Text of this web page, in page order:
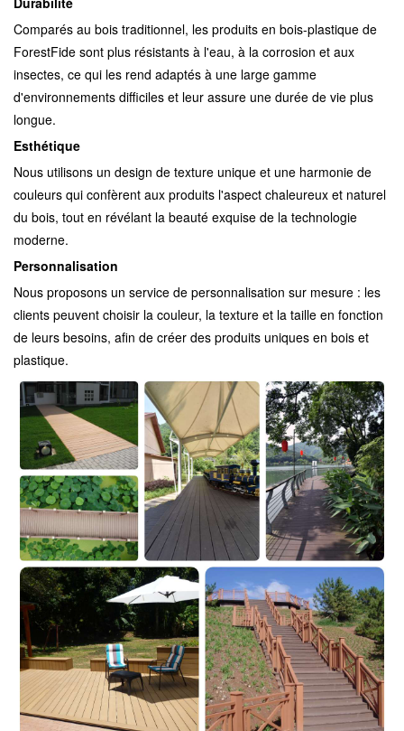
Comparés au bois traditionnel, les produits en bois-plastique de
ForestFide sont plus résistants à l'eau, à la corrosion et aux
insectes, ce qui les rend adaptés à une large gamme
d'environnements difficiles et leur assure une durée de vie plus
longue.
Esthétique
Nous utilisons un design de texture unique et une harmonie de
couleurs qui confèrent aux produits l'aspect chaleureux et naturel
du bois, tout en révélant la beauté exquise de la technologie
moderne.
Personnalisation
Nous proposons un service de personnalisation sur mesure : les
clients peuvent choisir la couleur, la texture et la taille en fonction
de leurs besoins, afin de créer des produits uniques en bois et
plastique.